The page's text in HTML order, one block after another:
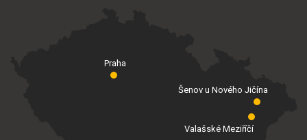
Praha
Valašské Meziříčí
Šenov u Nového Jičína